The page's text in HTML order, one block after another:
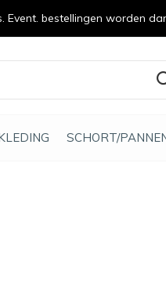
SCHORT/
bestellingen worden